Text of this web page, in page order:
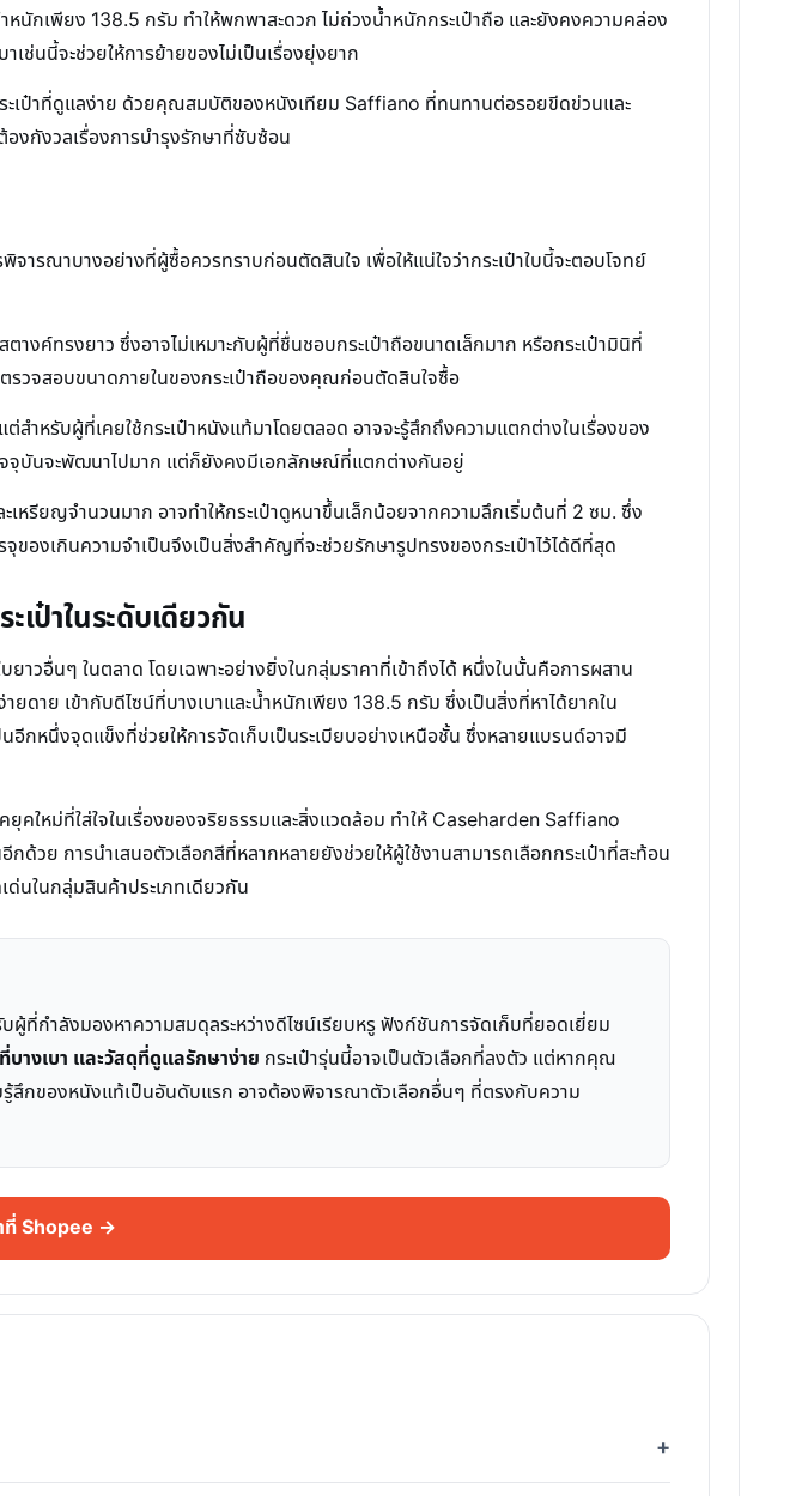
ำหนักเพียง 138.5 กรัม ทำให้พกพาสะดวก ไม่ถ่วงน้ำหนักกระเป๋าถือ และยังคงความคล่อง
เช่นนี้จะช่วยให้การย้ายของไม่เป็นเรื่องยุ่งยาก
ะเป๋าที่ดูแลง่าย ด้วยคุณสมบัติของหนังเทียม Saffiano ที่ทนทานต่อรอยขีดข่วนและ
องกังวลเรื่องการบำรุงรักษาที่ซับซ้อน
ณาบางอย่างที่ผู้ซื้อควรทราบก่อนตัดสินใจ เพื่อให้แน่ใจว่ากระเป๋าใบนี้จะตอบโจทย์
างค์ทรงยาว ซึ่งอาจไม่เหมาะกับผู้ที่ชื่นชอบกระเป๋าถือขนาดเล็กมาก หรือกระเป๋ามินิที่
วจสอบขนาดภายในของกระเป๋าถือของคุณก่อนตัดสินใจซื้อ
หรับผู้ที่เคยใช้กระเป๋าหนังแท้มาโดยตลอด อาจจะรู้สึกถึงความแตกต่างในเรื่องของ
จุบันจะพัฒนาไปมาก แต่ก็ยังคงมีเอกลักษณ์ที่แตกต่างกันอยู่
หรียญจำนวนมาก อาจทำให้กระเป๋าดูหนาขึ้นเล็กน้อยจากความลึกเริ่มต้นที่ 2 ซม. ซึ่ง
ของเกินความจำเป็นจึงเป็นสิ่งสำคัญที่จะช่วยรักษารูปทรงของกระเป๋าไว้ได้ดีที่สุด
ป๋าในระดับเดียวกัน
วอื่นๆ ในตลาด โดยเฉพาะอย่างยิ่งในกลุ่มราคาที่เข้าถึงได้ หนึ่งในนั้นคือการผสาน
ดาย เข้ากับดีไซน์ที่บางเบาและน้ำหนักเพียง 138.5 กรัม ซึ่งเป็นสิ่งที่หาได้ยากใน
กหนึ่งจุดแข็งที่ช่วยให้การจัดเก็บเป็นระเบียบอย่างเหนือชั้น ซึ่งหลายแบรนด์อาจมี
คใหม่ที่ใส่ใจในเรื่องของจริยธรรมและสิ่งแวดล้อม ทำให้ Caseharden Saffiano
ย การนำเสนอตัวเลือกสีที่หลากหลายยังช่วยให้ผู้ใช้งานสามารถเลือกกระเป๋าที่สะท้อน
ด่นในกลุ่มสินค้าประเภทเดียวกัน
ที่กำลังมองหาความสมดุลระหว่างดีไซน์เรียบหรู ฟังก์ชันการจัดเก็บที่ยอดเยี่ยม
างเบา และวัสดุที่ดูแลรักษาง่าย กระเป๋ารุ่นนี้อาจเป็นตัวเลือกที่ลงตัว แต่หากคุณ
รู้สึกของหนังแท้เป็นอันดับแรก อาจต้องพิจารณาตัวเลือกอื่นๆ ที่ตรงกับความ
ที่ Shopee →